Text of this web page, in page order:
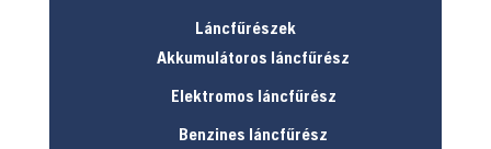
Láncfűrészek
Akkumulátoros láncfűrész
Elektromos láncfűrész
Benzines láncfűrész